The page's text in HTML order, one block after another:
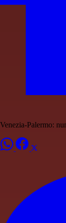
Venezia-Palermo: